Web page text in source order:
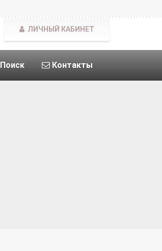
Поиск Контакты
ЛИЧНЫЙ КАБИНЕТ